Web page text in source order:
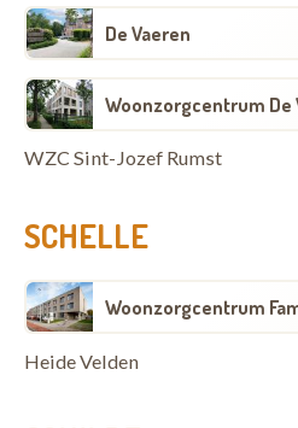
De Vaeren
Woonzorgcentrum De
WZC Sint-Jozef Rumst
SCHELLE
Woonzorgcentrum
Heide Velden